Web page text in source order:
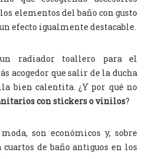
elementos del baño con gusto
efecto igualmente destacable.
radiador toallero para el
acogedor que salir de la ducha
bien calentita. ¿Y por qué no
con stickers o vinilos?
son económicos y, sobre
de baño antiguos en los